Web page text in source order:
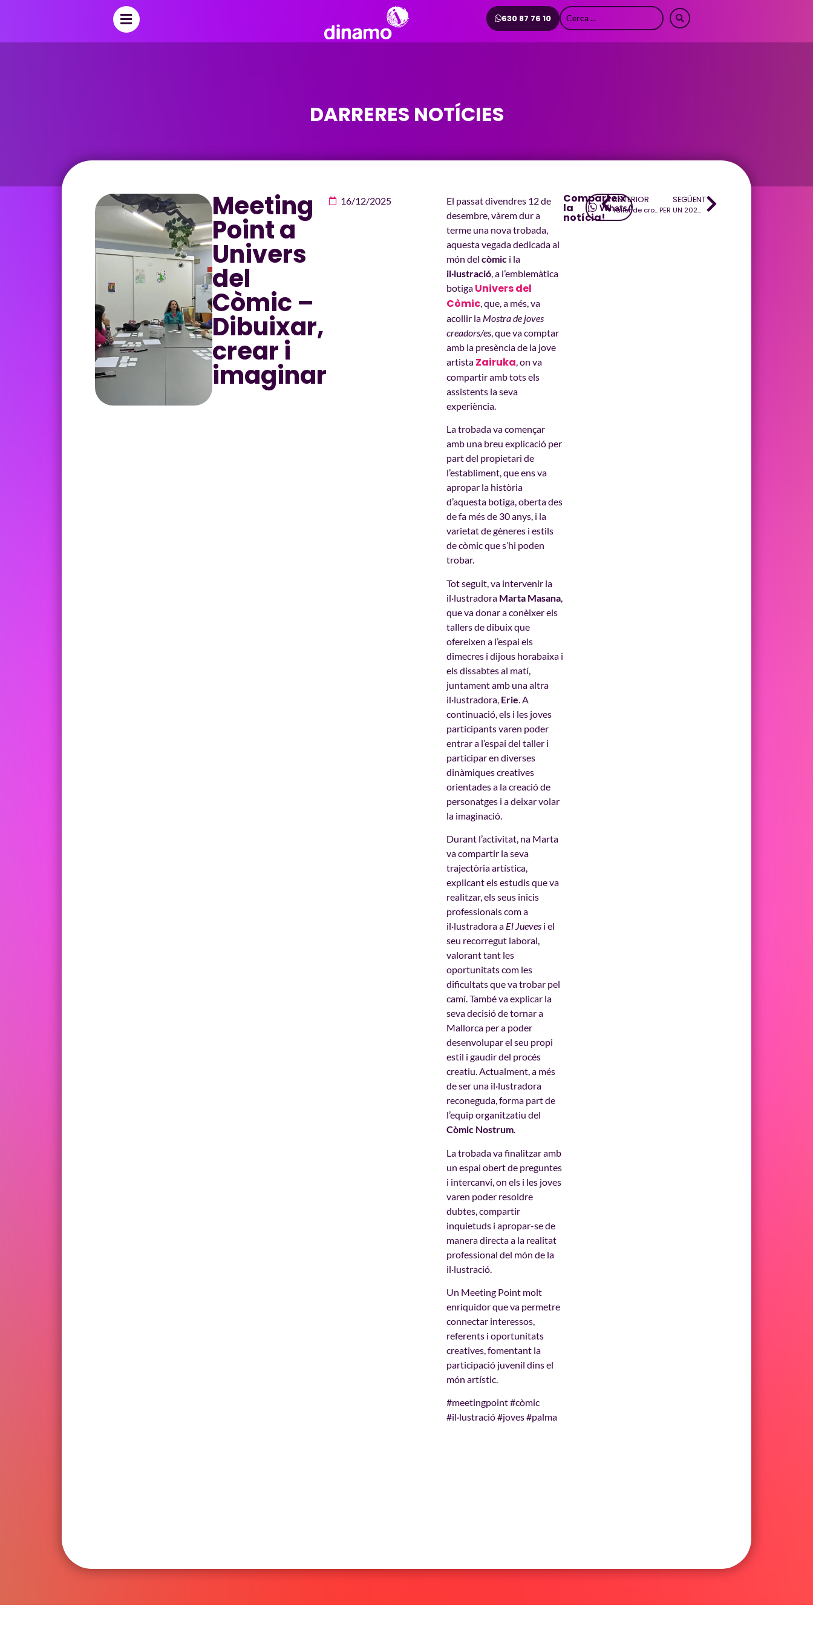
630 87 76 10
DARRERES NOTÍCIES
Meeting
Point a
Univers
del
Còmic –
Dibuixar,
crear i
imaginar
16/12/2025
El passat divendres 12 de
desembre, vàrem dur a
terme una nova trobada,
aquesta vegada dedicada al
món del còmici la
il·lustració, a l’emblemàtica
botiga Univers del
Còmic, que, a més, va
acollir la Mostra de joves
creadors/es, que va comptar
amb la presència de la jove
artista Zairuka, on va
compartir amb tots els
assistents la seva
experiència.
La trobada va començar
amb una breu explicació per
part del propietari de
l’establiment, que ens va
apropar la història
d’aquesta botiga, oberta des
de fa més de 30 anys, i la
varietat de gèneres i estils
de còmic que s’hi poden
trobar.
Tot seguit, va intervenir la
il·lustradora Marta Masana,
que va donar a conèixer els
tallers de dibuix que
ofereixen a l’espai els
dimecres i dijous horabaixa i
els dissabtes al matí,
juntament amb una altra
il·lustradora, Erie . A
continuació, els i les joves
participants varen poder
entrar a l’espai del taller i
participar en diverses
dinàmiques creatives
orientades a la creació de
personatges i a deixar volar
la imaginació.
Durant l’activitat, na Marta
va compartir la seva
trajectòria artística,
explicant els estudis que va
realitzar, els seus inicis
professionals com a
il·lustradora a El Juevesi el
seu recorregut laboral,
valorant tant les
oportunitats com les
dificultats que va trobar pel
camí. També va explicar la
seva decisió de tornar a
Mallorca per a poder
desenvolupar el seu propi
estil i gaudir del procés
creatiu. Actualment, a més
de ser una il·lustradora
reconeguda, forma part de
l’equip organitzatiu del
Còmic Nostrum.
La trobada va finalitzar amb
un espai obert de preguntes
i intercanvi, on els i les joves
varen poder resoldre
dubtes, compartir
inquietuds i apropar-se de
manera directa a la realitat
professional del món de la
il·lustració.
Un Meeting Point molt
enriquidor que va permetre
connectar interessos,
referents i oportunitats
creatives, fomentant la
participació juvenil dins el
món artístic.
#meetingpoint #còmic
#il·lustració #joves #palma
Comparteix
la
notícia!
WhatsApp
ANTERIOR
Taller de croché
SEGÜENT
PER UN 2026 PLE DE TROBADES AMB DINAMO